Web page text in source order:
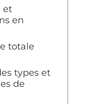
et
en
totale
types et
de